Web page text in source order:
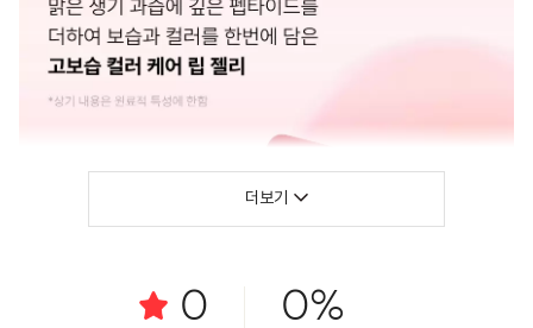
더보기
0 0%